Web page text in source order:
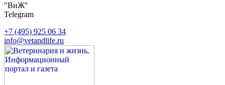
"ВиЖ"
Telegram
+7 (495) 925 06 34
info@vetandlife.ru